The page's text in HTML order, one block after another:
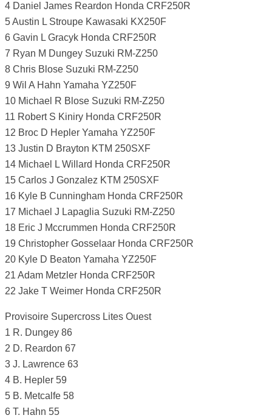
4 Daniel James Reardon Honda CRF250R
5 Austin L Stroupe Kawasaki KX250F
6 Gavin L Gracyk Honda CRF250R
7 Ryan M Dungey Suzuki RM-Z250
8 Chris Blose Suzuki RM-Z250
9 Wil A Hahn Yamaha YZ250F
10 Michael R Blose Suzuki RM-Z250
11 Robert S Kiniry Honda CRF250R
12 Broc D Hepler Yamaha YZ250F
13 Justin D Brayton KTM 250SXF
14 Michael L Willard Honda CRF250R
15 Carlos J Gonzalez KTM 250SXF
16 Kyle B Cunningham Honda CRF250R
17 Michael J Lapaglia Suzuki RM-Z250
18 Eric J Mccrummen Honda CRF250R
19 Christopher Gosselaar Honda CRF250R
20 Kyle D Beaton Yamaha YZ250F
21 Adam Metzler Honda CRF250R
22 Jake T Weimer Honda CRF250R
Provisoire Supercross Lites Ouest
1 R. Dungey 86
2 D. Reardon 67
3 J. Lawrence 63
4 B. Hepler 59
5 B. Metcalfe 58
6 T. Hahn 55